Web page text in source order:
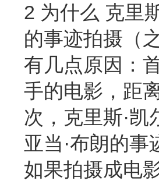
2 为什么 克里
的事迹拍摄（
有几点原因：
手的电影，距
次，克里斯·
亚当·布朗的
如果拍摄成电